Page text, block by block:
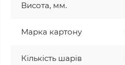
Висота, мм.
Марка картону
Кількість шарів